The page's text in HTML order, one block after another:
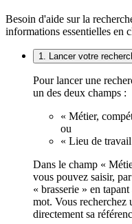
Besoin d'aide sur la
informations essentielles en
1. Lancer votre
Pour lancer une
un des deux champs :
« Métier,
ou
« Lieu de
Dans le champ «
vous pouvez saisir,
« brasserie » en
mot. Vous recherchez
directement sa